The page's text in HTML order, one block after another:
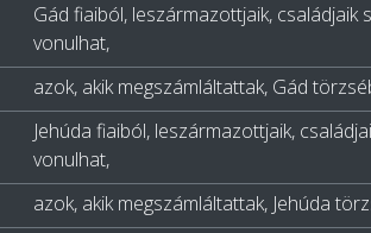
Gád fiaiból, leszármazottjaik, családjaik
vonulhat,
azok, akik megszámláltattak, Gád
Jehúda fiaiból, leszármazottjaik,
vonulhat,
azok, akik megszámláltattak, Jehúda